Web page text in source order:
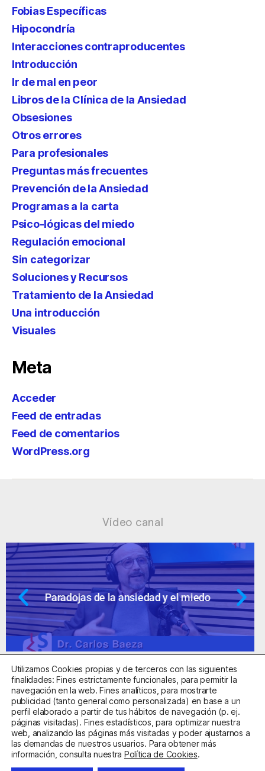
Fobias Específicas
Hipocondría
Interacciones contraproducentes
Introducción
Ir de mal en peor
Libros de la Clínica de la Ansiedad
Obsesiones
Otros errores
Para profesionales
Preguntas más frecuentes
Prevención de la Ansiedad
Programas a la carta
Psico-lógicas del miedo
Regulación emocional
Sin categorizar
Soluciones y Recursos
Tratamiento de la Ansiedad
Una introducción
Visuales
Meta
Acceder
Feed de entradas
Feed de comentarios
WordPress.org
Vídeo canal
Ansiedad: supuestos cuestionables
Centro Sanitario Autorizado con el código E08737002
Aviso LegalPolítica de PrivacidadPolítica de Cookies
Utilizamos Cookies propias y de terceros con las siguientes
finalidades: Fines estrictamente funcionales, para permitir la
navegación en la web. Fines analíticos, para mostrarte
publicidad (tanto general como personalizada) en base a un
perfil elaborado a partir de tus hábitos de navegación (p. ej.
páginas visitadas). Fines estadísticos, para optimizar nuestra
web, analizando las páginas más visitadas y poder ajustarnos a
las demandas de nuestros usuarios. Para obtener más
información, consulta nuestra Política de Cookies.